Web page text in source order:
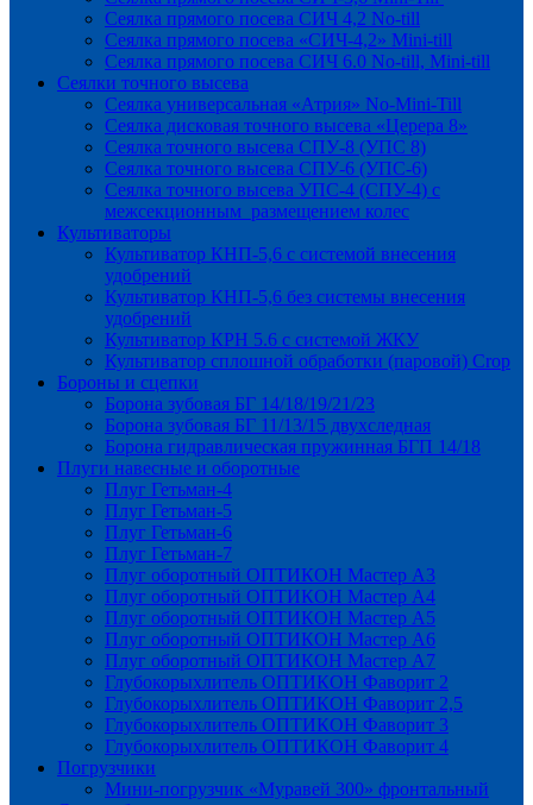
Сеялка прямого посева СИЧ 4,2 No-till
Сеялка прямого посева «СИЧ-4,2» Mini-till
Сеялка прямого посева СИЧ 6.0 No-till, Mini-till
Сеялки точного высева
Сеялка универсальная «Атрия» No-Mini-Till
Сеялка дисковая точного высева «Церера 8»
Сеялка точного высева СПУ-8 (УПС 8)
Сеялка точного высева СПУ-6 (УПС-6)
Сеялка точного высева УПС-4 (СПУ-4) с
межсекционным размещением колес
Культиваторы
Культиватор КНП-5,6 с системой внесения
удобрений
Культиватор КНП-5,6 без системы внесения
удобрений
Культиватор КРН 5.6 с системой ЖКУ
Культиватор сплошной обработки (паровой) Crop
Бороны и сцепки
Борона зубовая БГ 14/18/19/21/23
Борона зубовая БГ 11/13/15 двухследная
Борона гидравлическая пружинная БГП 14/18
Плуги навесные и оборотные
Плуг Гетьман-4
Плуг Гетьман-5
Плуг Гетьман-6
Плуг Гетьман-7
Плуг оборотный ОПТИКОН Мастер А3
Плуг оборотный ОПТИКОН Мастер А4
Плуг оборотный ОПТИКОН Мастер А5
Плуг оборотный ОПТИКОН Мастер А6
Плуг оборотный ОПТИКОН Мастер А7
Глубокорыхлитель ОПТИКОН Фаворит 2
Глубокорыхлитель ОПТИКОН Фаворит 2,5
Глубокорыхлитель ОПТИКОН Фаворит 3
Глубокорыхлитель ОПТИКОН Фаворит 4
Погрузчики
Мини-погрузчик «Муравей 300» фронтальный